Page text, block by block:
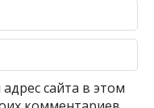
сайта в этом